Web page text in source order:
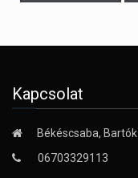
Kapcsolat
Békéscsaba,
06703329113